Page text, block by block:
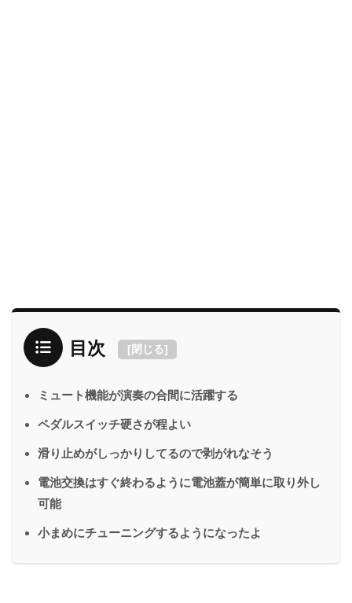
目次 [閉じる]
ミュート機能が演奏の合間に活躍する
ペダルスイッチ硬さが程よい
滑り止めがしっかりしてるので剥がれなそう
電池交換はすぐ終わるように電池蓋が簡単に取り外し
可能
小まめにチューニングするようになったよ